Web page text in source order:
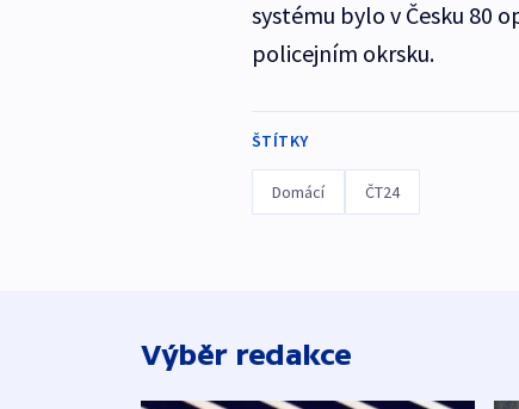
systému bylo v Česku 80
policejním okrsku.
ŠTÍTKY
Domácí ČT24
Výběr redakce